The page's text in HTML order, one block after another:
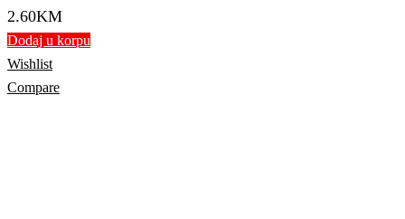
2.60KM
Dodaj u korpu
Wishlist
Compare